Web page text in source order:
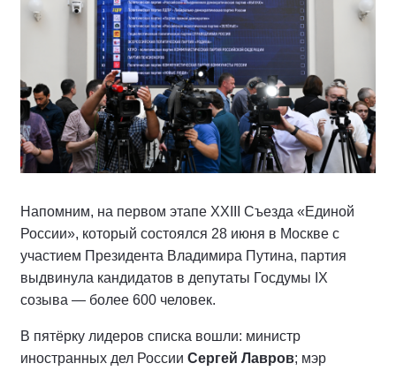
Напомним, на первом этапе XXIII Съезда «Единой
России», который состоялся 28 июня в Москве с
участием Президента Владимира Путина, партия
выдвинула кандидатов в депутаты Госдумы IX
созыва — более 600 человек.
В пятёрку лидеров списка вошли: министр
иностранных дел России Сергей Лавров; мэр